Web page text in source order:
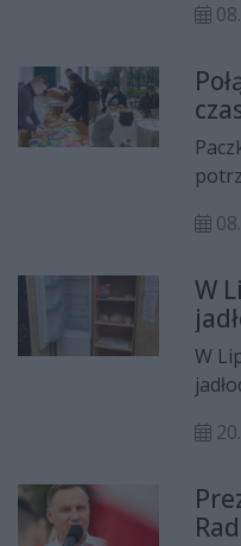
kilku
W
W